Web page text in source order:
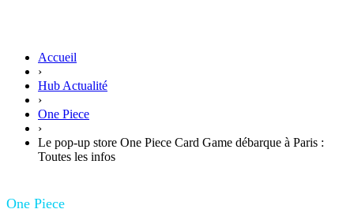
Accueil
›
Hub Actualité
›
One Piece
›
Le pop-up store One Piece Card Game débarque à Paris :
Toutes les infos
One Piece